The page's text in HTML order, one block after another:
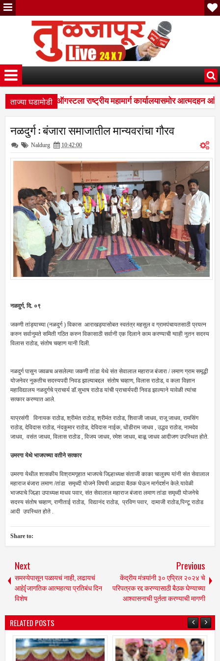
ताज्या घडामोडी
इशारा; १३ ऑगस्टला राष्ट्रीय महामार्ग कार्यालयासमोर आत्मदहन
नळदुर्गमध्ये जल्लोषात नागरी सत्कार; हैदर कुरेशी मित्र परिवाराचा
नळदुर्ग : बंजारा समाजातील मान्यवरांचा गौरव
Naldurg 10:42:00
नळदुर्ग, दि. ०९
जकणी तांड्याच्या (नळदुर्ग ) विकास आराखड्यासोबत स्वतंत्र महसुल व ग्रामपंचायतसाठी प्रयत्न
करुन सर्वानुमते समिती गठित करुन विकासाठी सर्वानी एक दिलाने काम करण्याची ग्वाही नुतन सदस्य
विलास राठोड, संतोष चव्हाण यानी दिली.
नळदुर्ग पासुन जवळच असलेल्या जकणी तांडा येथे संत सेवालाल महाराज बंजारा / लमाण ग्राम समृद्धी
योजनेवर नुकतीच सदस्यपदी निवड झाल्याबद्दल संतोष चव्हाण, विलास राठोड, व कला विज्ञान
महाविद्यालय नळदुर्गचे प्राचार्य डॉ.सुभाष राठोड यांची प्राचार्यपदी निवड झाल्याने यावेळी त्यांचा
सत्कार करण्यात आले.
याप्रसंगी विनायक राठोड, श्रीमंत राठोड, श्रीमंत राठोड, शिवाजी जाधव, राजू जाधव, रामसिंग
राठोड, देविदास राठोड, नंदकुमार राठोड, देविदास नाईक, धोंडीराम जाधव , उद्धव राठोड, नामदेव
जाधव, वसंत जाधव, विलास राठोड , विजय जाधव, रमेश जाधव, बाळू जाधव आदीजण उपस्थित होते.
उमरगा येथे भाजपच्या वतीने सत्कार
उमरगा येथील शासकीय विश्रामगृहात भाजपचे जिल्हाध्यक्ष संताजी काका चालुक्य यांनी संत सेवालाल
महाराज बंजारा लमाण /तांडा समृध्दी योजने विषयी आढावा बैठक घेऊन मार्गदर्शन केले.यावेळी
भाजपाचे जिल्हा उपाध्यक्ष माधव पवार, संत सेवालाल महाराज बंजारा लमाण तांडा समृध्दी योजनेचे
सदस्य संतोष चव्हाण, राणीताई राठोड, विद्यानंद राठोड, प्रविण पवार, दामाजी राठोड,पिन्टू राठोड
आदी उपस्थित होते .
Share to:
Next
समस्येपासून पळायचं नाही, लढायचं
आहे(जागतिक आत्महत्या प्रतिबंध दिन
विशेष
Previous
केंद्रीय मंत्र्यांनी ३० एप्रिल २०२४ चे
परिपत्रक रद्द करण्यासाठी बैठक घेण्याच्या
आश्वासनाची पुर्तता करण्याची मागणी
RELATED POSTS